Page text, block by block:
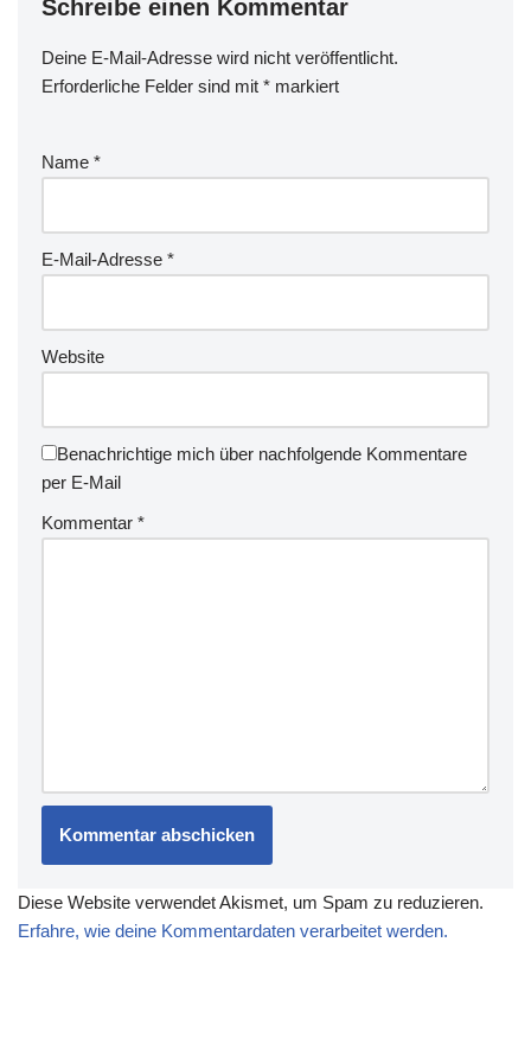
Schreibe einen Kommentar
Deine E-Mail-Adresse wird nicht veröffentlicht.
Erforderliche Felder sind mit * markiert
Name *
E-Mail-Adresse *
Website
Benachrichtige mich über nachfolgende Kommentare
per E-Mail
Kommentar *
Diese Website verwendet Akismet, um Spam zu reduzieren.
Erfahre, wie deine Kommentardaten verarbeitet werden.